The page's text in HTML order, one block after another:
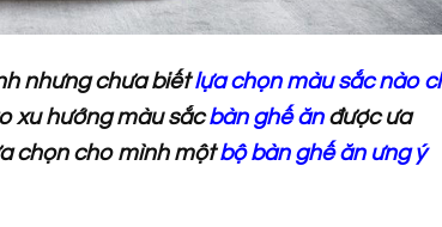
nhưng chưa biết lựa chọn màu sắc nào
xu hướng màu sắc bàn ghế ăn được ưa
chọn cho mình một bộ bàn ghế ăn ưng ý